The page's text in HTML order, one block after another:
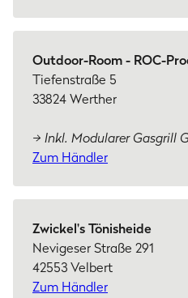
Outdoor-Room - ROC-
Tiefenstraße 5
33824 Werther
→ Inkl. Modularer Gasgrill
Zum Händler
Zwickel's Tönisheide
Nevigeser Straße 291
42553 Velbert
Zum Händler